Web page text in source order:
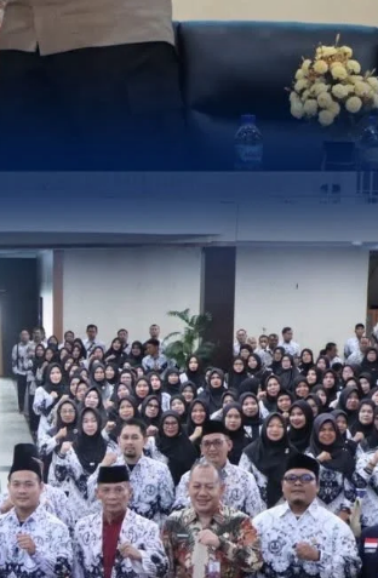
Ini Dia Hubungan Partai
dengan Gerindra
Di Berita, Politik | Februari 19, 2018